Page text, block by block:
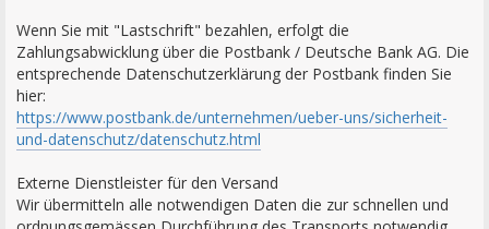
Wenn Sie mit "Lastschrift" bezahlen, erfolgt die
Zahlungsabwicklung über die Postbank / Deutsche Bank AG. Die
entsprechende Datenschutzerklärung der Postbank finden Sie
hier:
https://www.postbank.de/unternehmen/ueber-uns/sicherheit-
und-datenschutz/datenschutz.html
Externe Dienstleister für den Versand
Wir übermitteln alle notwendigen Daten die zur schnellen und